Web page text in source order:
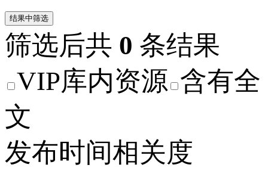
结果中筛选
筛选后共 0 条结果
VIP库内资源 含有全
文
发布时间相关度